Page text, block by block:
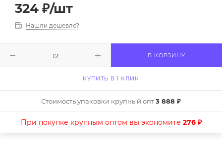
324 ₽/шт
Нашли дешевле?
В КОРЗИНУ
КУПИТЬ В 1 КЛИК
Стоимость упаковки крупный опт3 888 ₽
При покупке крупным оптом вы экономите 276 ₽